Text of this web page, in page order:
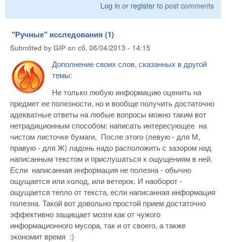
Log in or register to post comments
"Ручные" исследования (1)
Submitted by GIP on сб, 06/04/2013 - 14:15
Дополнение своих слов, сказанных в другой
темы:
Не только любую информацию оценить на
предмет ее полезности, но и вообще получить достаточно
адекватные ответы на любые вопросы можно таким вот
нетрадиционным способом: написать интересующее на
чистом листочке бумаги, После этого (левую - для М,
правую - для Ж) ладонь надо расположить с зазором над
написанным текстом и прислушаться к ощущениям в ней.
Если написанная информация не полезна - обычно
ощущается или холод, или ветерок. И наоборот -
ощущается тепло от текста, если написанная информация
полезна. Такой вот довольно простой прием достаточно
эффективно защищает мозги как от чужого
информационного мусора, так и от своего, а также
экономит время :)